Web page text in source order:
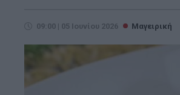
09:00 | 05 Ιουνίου 2026 Μαγειρική